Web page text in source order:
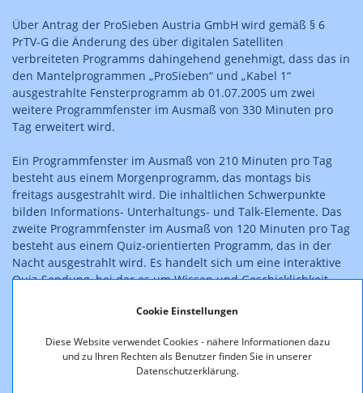
Cookie Einstellungen
Diese Website verwendet Cookies - nähere Informationen dazu
und zu Ihren Rechten als Benutzer finden Sie in unserer
Datenschutzerklärung.
Über Antrag der ProSieben Austria GmbH wird gemäß § 6
PrTV-G die Änderung des über digitalen Satelliten
verbreiteten Programms dahingehend genehmigt, dass das in
den Mantelprogrammen „ProSieben“ und „Kabel 1“
ausgestrahlte Fensterprogramm ab 01.07.2005 um zwei
weitere Programmfenster im Ausmaß von 330 Minuten pro
Tag erweitert wird.
Ein Programmfenster im Ausmaß von 210 Minuten pro Tag
besteht aus einem Morgenprogramm, das montags bis
freitags ausgestrahlt wird. Die inhaltlichen Schwerpunkte
bilden Informations- Unterhaltungs- und Talk-Elemente. Das
zweite Programmfenster im Ausmaß von 120 Minuten pro Tag
besteht aus einem Quiz-orientierten Programm, das in der
Nacht ausgestrahlt wird. Es handelt sich um eine interaktive
Quiz-Sendung, bei der es um Wissen und Geschicklichkeit
Der Bescheid ist rechtskräftig.